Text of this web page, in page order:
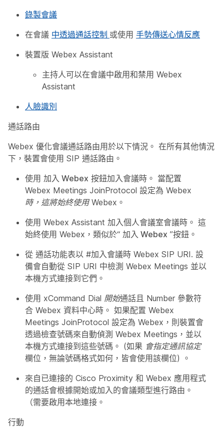
錄製會議
在會議 中透過通話控制 或使用 手勢傳送心情反應
裝置版 Webex Assistant
主持人可以在會議中啟用和禁用 Webex
Assistant
人臉識別
通話路由
Webex 優化會議通話路由用於以下情況。 在所有其他情況
下，裝置會使用 SIP 通話路由。
使用 加入 Webex 按鈕加入會議時。 當配置
Webex Meetings JoinProtocol 設定為 Webex
時，這將始終使用 Webex 。
使用 Webex Assistant 加入個人會議室會議時。 這
始終使用 Webex，類似於“ 加入 Webex ”按鈕。
從 通話功能表以 #加入會議時 Webex SIP URI. 設
備會自動從 SIP URI 中檢測 Webex Meetings 並以
本機方式連接到它們。
使用 xCommand Dial 開始通話且 Number 參數符
合 Webex 資料中心時。 如果配置 Webex
Meetings JoinProtocol 設定為 Webex ，則裝置會
透過檢查號碼來自動偵測 Webex Meetings，並以
本機方式連接到這些號碼。 (如果 會指定通訊協定
欄位，無論號碼格式如何，皆會使用該欄位) 。
來自已連接的 Cisco Proximity 和 Webex 應用程式
的通話會根據開始或加入的會議類型進行路由。
（需要啟用本地連接。
行動